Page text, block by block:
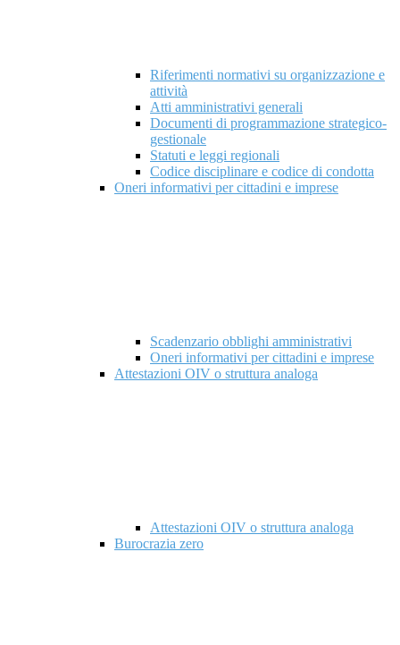
Riferimenti normativi su organizzazione e
attività
Atti amministrativi generali
Documenti di programmazione strategico-
gestionale
Statuti e leggi regionali
Codice disciplinare e codice di condotta
Oneri informativi per cittadini e imprese
Scadenzario obblighi amministrativi
Oneri informativi per cittadini e imprese
Attestazioni OIV o struttura analoga
Attestazioni OIV o struttura analoga
Burocrazia zero